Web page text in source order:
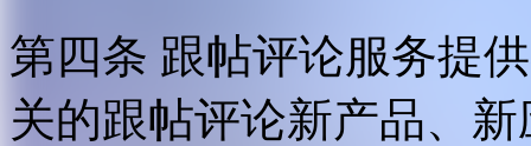
第四条 跟帖评论服务提
关的跟帖评论新产品、